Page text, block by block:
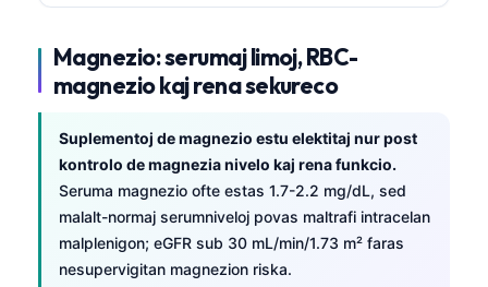
Magnezio: serumaj limoj, RBC-
magnezio kaj rena sekureco
Suplementoj de magnezio estu elektitaj nur post
kontrolo de magnezia nivelo kaj rena funkcio.
Seruma magnezio ofte estas 1.7-2.2 mg/dL, sed
malalt-normaj serumniveloj povas maltrafi intracelan
malplenigon; eGFR sub 30 mL/min/1.73 m² faras
nesupervigitan magnezion riska.